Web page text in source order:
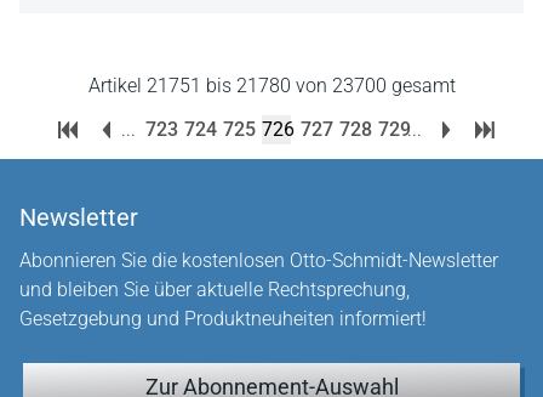
Artikel 21751 bis 21780 von 23700 gesamt
... 723 724 725 726 727 728 729...
Newsletter
Abonnieren Sie die kostenlosen Otto-Schmidt-Newsletter
und bleiben Sie über aktuelle Rechtsprechung,
Gesetzgebung und Produktneuheiten informiert!
Zur Abonnement-Auswahl